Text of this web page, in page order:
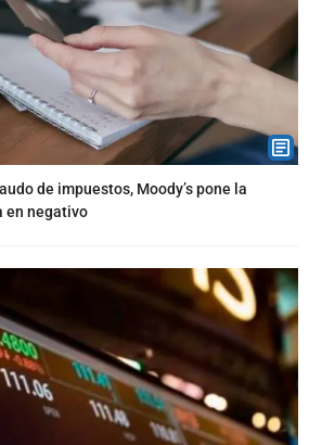
de impuestos, Moody’s pone la
en negativo